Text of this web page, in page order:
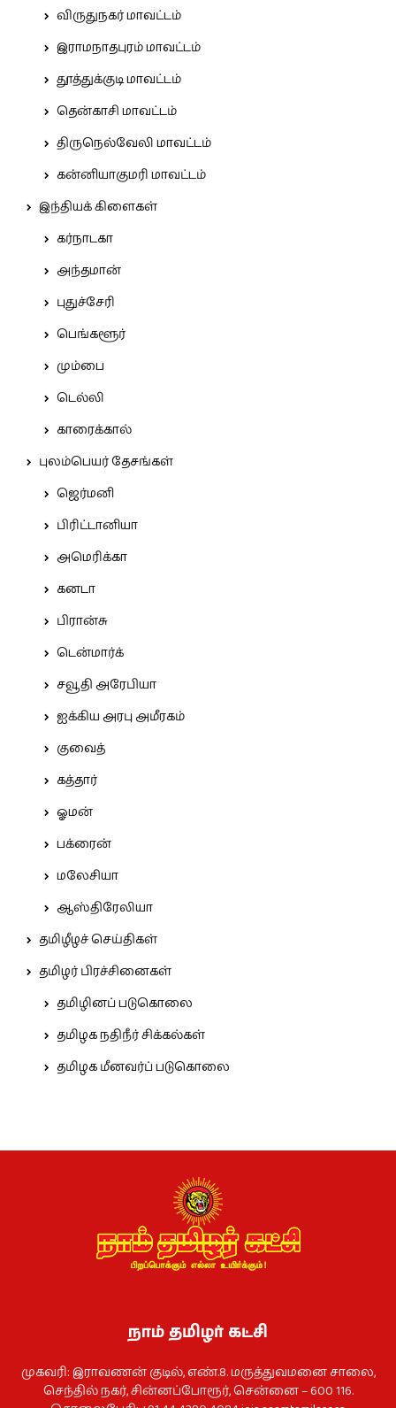
விருதுநகர் மாவட்டம்
இராமநாதபுரம் மாவட்டம்
தூத்துக்குடி மாவட்டம்
தென்காசி மாவட்டம்
திருநெல்வேலி மாவட்டம்
கன்னியாகுமரி மாவட்டம்
இந்தியக் கிளைகள்
கர்நாடகா
அந்தமான்
புதுச்சேரி
பெங்களூர்
மும்பை
டெல்லி
காரைக்கால்
புலம்பெயர் தேசங்கள்
ஜெர்மனி
பிரிட்டானியா
அமெரிக்கா
கனடா
பிரான்சு
டென்மார்க்
சவூதி அரேபியா
ஐக்கிய அரபு அமீரகம்
குவைத்
கத்தார்
ஓமன்
பக்ரைன்
மலேசியா
ஆஸ்திரேலியா
தமிழீழச் செய்திகள்
தமிழர் பிரச்சினைகள்
தமிழினப் படுகொலை
தமிழக நதிநீர் சிக்கல்கள்
தமிழக மீனவர்ப் படுகொலை
நாம் தமிழர் கட்சி
முகவரி: இராவணன் குடில், எண்.8. மருத்துவமனை சாலை,
செந்தில் நகர், சின்னப்போரூர், சென்னை – 600 116.